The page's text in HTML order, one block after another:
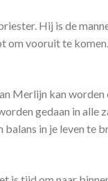
Hij is de
vooruit te
Merlijn kan
gedaan in alle
in je leven te